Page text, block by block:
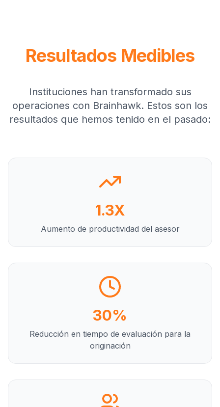
Resultados Medibles
Instituciones han transformado sus
operaciones con Brainhawk. Estos son los
resultados que hemos tenido en el pasado:
1.3X
Aumento de productividad del asesor
30%
Reducción en tiempo de evaluación para la
originación